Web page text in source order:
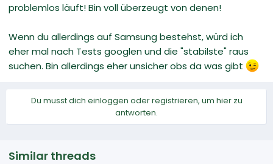
problemlos läuft! Bin voll überzeugt von denen!
Wenn du allerdings auf Samsung bestehst, würd ich
eher mal nach Tests googlen und die "stabilste" raus
suchen. Bin allerdings eher unsicher obs da was gibt
Du musst dich einloggen oder registrieren, um hier zu
antworten.
Similar threads